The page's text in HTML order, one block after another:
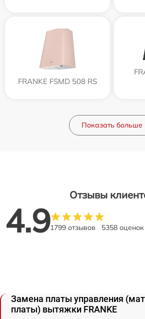
FRANKE FSMD 508 RS
Показать больше
Отзывы
4.91799 отзывов 5358 оценок
Замена платы управления
платы) вытяжки FRANKE